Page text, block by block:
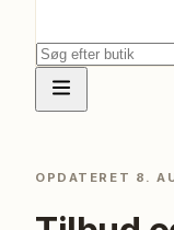
OPDATERET 8.